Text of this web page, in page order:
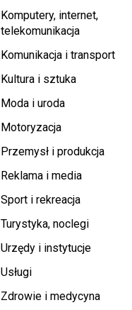
Komputery, internet,
telekomunikacja
Komunikacja i transport
Kultura i sztuka
Moda i uroda
Motoryzacja
Przemysł i produkcja
Reklama i media
Sport i rekreacja
Turystyka, noclegi
Urzędy i instytucje
Usługi
Zdrowie i medycyna